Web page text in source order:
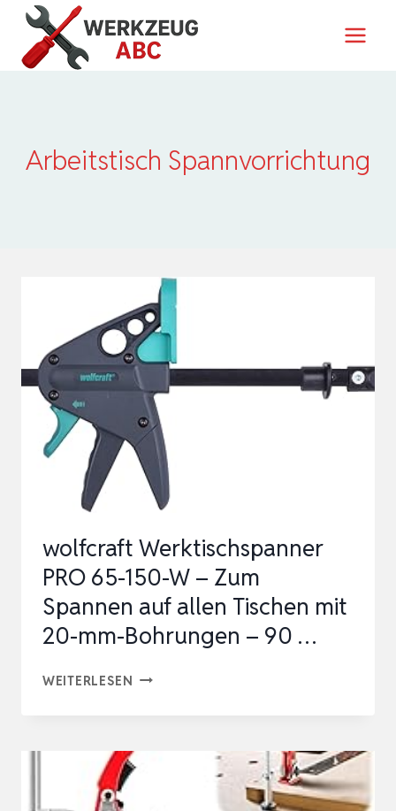
Zum
Inhalt
springen
Arbeitstisch Spannvorrichtung
wolfcraft Werktischspanner
PRO 65-150-W – Zum
Spannen auf allen Tischen mit
20-mm-Bohrungen – 90 …
WEITERLESEN WOLFCRAFT
65-